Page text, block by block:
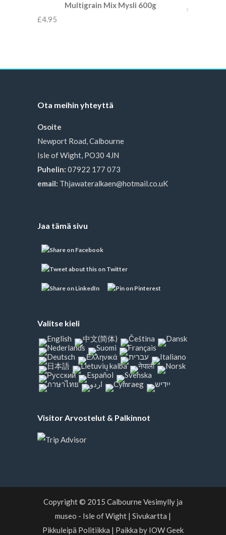
Multigrain Mix Mysli 600g
£4.95
Ota meihin yhteyttä
Osoite
Newport Road, Calbourne
Isle of Wight, PO30 4JN
Puhelin: 07922 177 073
email: Thjawateralkaen@hotmail.co.uK
Jaa tämä sivu
Valitse kieli
Visitor Arvostelut & Palkinnot
Copyright © 2015 Calbourne Vesimylly ja
museo - Isle of Wight | Sivukartta |
Pikkuleipä Politiikka | Paikka by IOW Geek